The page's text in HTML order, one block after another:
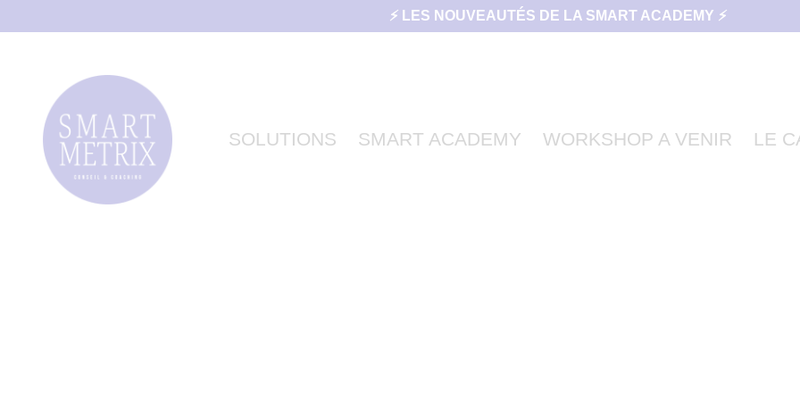
⚡ LES NOUVEAUTÉS DE LA SMART ACADEMY ⚡
SOLUTIONS SMART ACADEMY WORKSHOP A VENIR LE